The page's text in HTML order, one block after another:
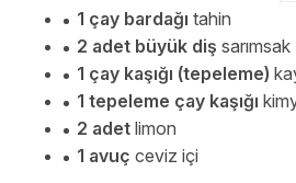
1 çay bardağı tahin
2 adet büyük diş sarımsak
1 çay kaşığı (tepeleme)
1 tepeleme çay kaşığı
2 adet limon
1 avuç ceviz içi